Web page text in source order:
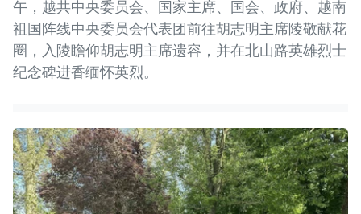
午，越共中央委员会、国家主席、国会、政府、越南
祖国阵线中央委员会代表团前往胡志明主席陵敬献花
圈，入陵瞻仰胡志明主席遗容，并在北山路英雄烈士
纪念碑进香缅怀英烈。